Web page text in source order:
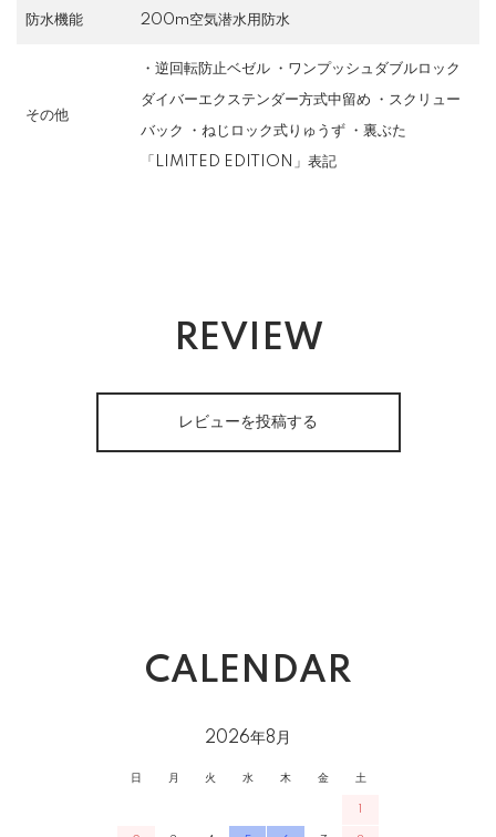
防水機能 200m空気潜水用防水
その他
・逆回転防止ベゼル ・ワンプッシュダブルロック
ダイバーエクステンダー方式中留め ・スクリュー
バック ・ねじロック式りゅうず ・裏ぶた
「LIMITED EDITION」表記
REVIEW
レビューを投稿する
CALENDAR
2026年8月
日 月 火 水 木 金 土
1